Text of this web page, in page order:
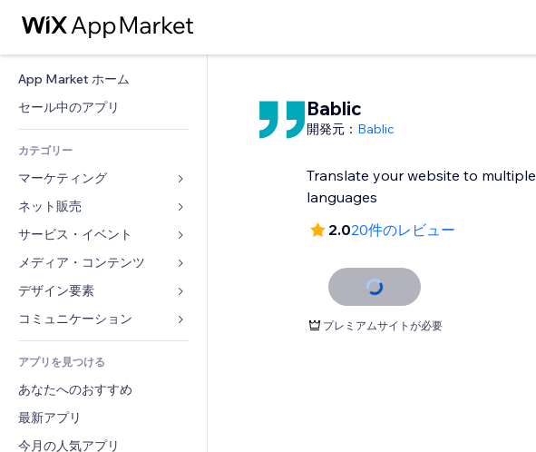
App Market ホーム
セール中のアプリ
カテゴリー
マーケティング
広告
モバイル
アクセス解析
リスティング広告
メール
コンバージョン
ネット販売
ストア用アプリ
発送・配達
販売ボタン
会計
クーポン・特典
倉庫管理ソリューション
ドロップシッピング
サービス・イベント
ホテル
イベント
レストラン
不動産
ブッキング
メディア・コンテンツ
ギャラリー
音楽
ポッドキャスト
写真
動画
PDF
ファイル共有
デザイン要素
マップ・ナビ
プライバシー・セキュリティ
時計
ページテンプレート
画像効果
ボタン・メニュー
フォーム
ブログ
投票
チャット
コメント
アプリを見つける
あなたへのおすすめ
最新アプリ
今月の人気アプリ
Bablic
開発元： Bablic
Translate your website to multiple
languages
2.020件のレビュー
プレミアムサイトが必要